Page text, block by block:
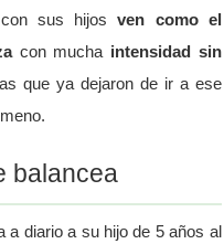
con sus hijosven como el
con mucha intensidad sin
que ya dejaron de ir a ese
balancea
a diario a su hijo de 5 años al